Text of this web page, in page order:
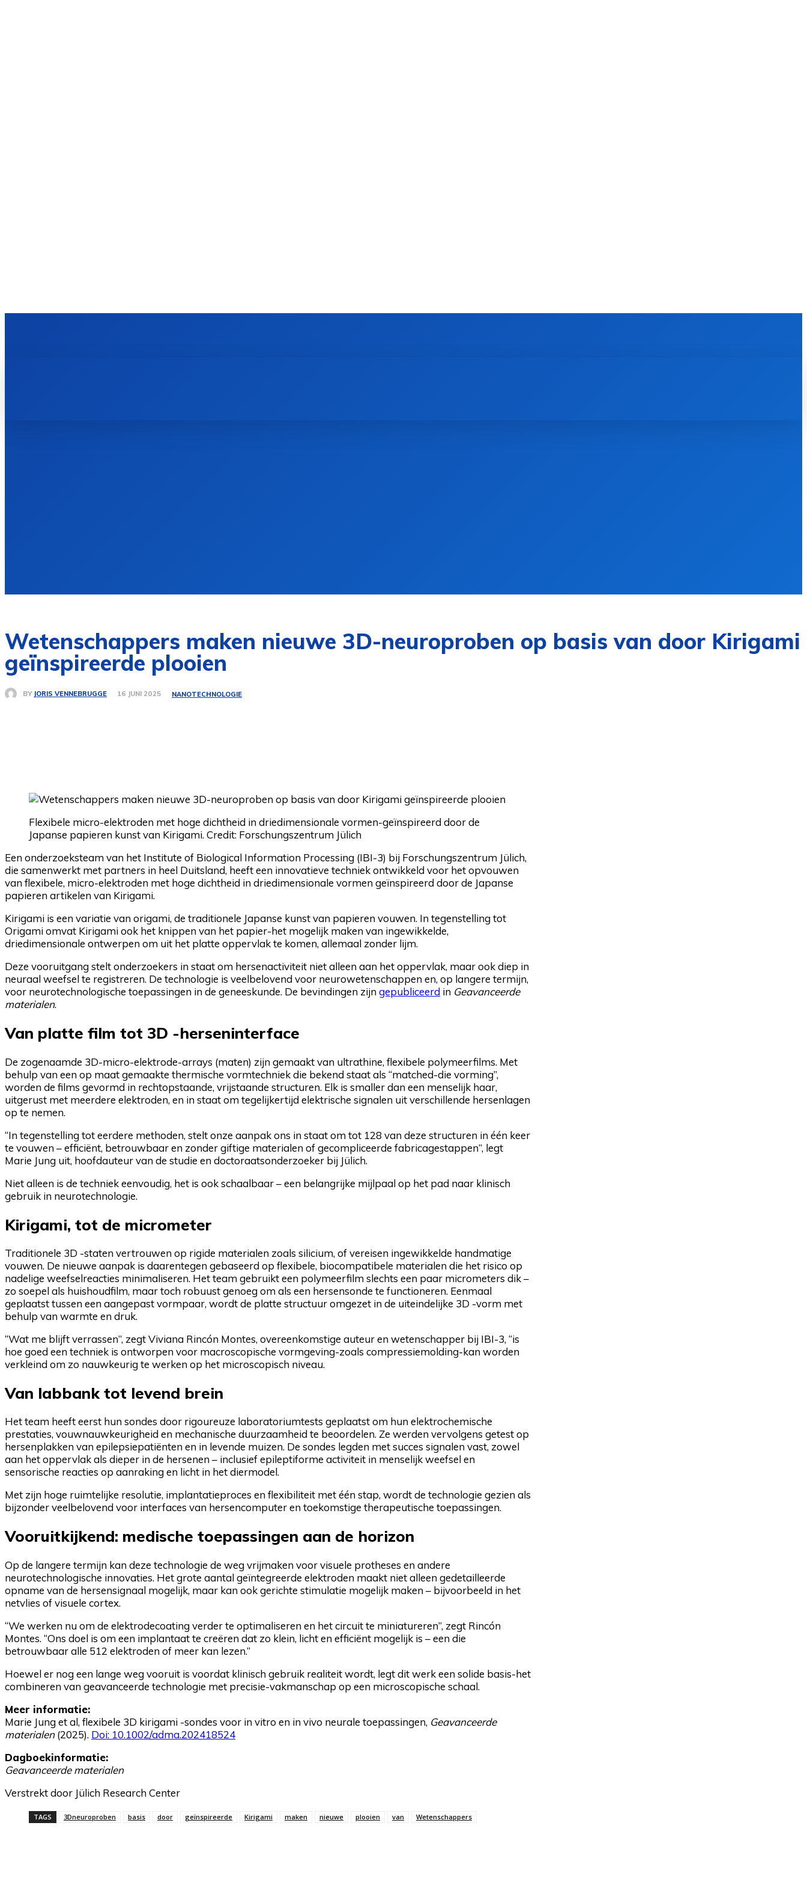
Wetenschappers maken nieuwe 3D-neuroproben op basis van door Kirigami
geïnspireerde plooien
BY JORIS VENNEBRUGGE 16 JUNI 2025 NANOTECHNOLOGIE
Flexibele micro-elektroden met hoge dichtheid in driedimensionale vormen-geïnspireerd door de
Japanse papieren kunst van Kirigami. Credit: Forschungszentrum Jülich
Een onderzoeksteam van het Institute of Biological Information Processing (IBI-3) bij Forschungszentrum Jülich,
die samenwerkt met partners in heel Duitsland, heeft een innovatieve techniek ontwikkeld voor het opvouwen
van flexibele, micro-elektroden met hoge dichtheid in driedimensionale vormen geïnspireerd door de Japanse
papieren artikelen van Kirigami.
Kirigami is een variatie van origami, de traditionele Japanse kunst van papieren vouwen. In tegenstelling tot
Origami omvat Kirigami ook het knippen van het papier-het mogelijk maken van ingewikkelde,
driedimensionale ontwerpen om uit het platte oppervlak te komen, allemaal zonder lijm.
Deze vooruitgang stelt onderzoekers in staat om hersenactiviteit niet alleen aan het oppervlak, maar ook diep in
neuraal weefsel te registreren. De technologie is veelbelovend voor neurowetenschappen en, op langere termijn,
voor neurotechnologische toepassingen in de geneeskunde. De bevindingen zijngepubliceerd in Geavanceerde
materialen.
Van platte film tot 3D -herseninterface
De zogenaamde 3D-micro-elektrode-arrays (maten) zijn gemaakt van ultrathine, flexibele polymeerfilms. Met
behulp van een op maat gemaakte thermische vormtechniek die bekend staat als “matched-die vorming”,
worden de films gevormd in rechtopstaande, vrijstaande structuren. Elk is smaller dan een menselijk haar,
uitgerust met meerdere elektroden, en in staat om tegelijkertijd elektrische signalen uit verschillende hersenlagen
op te nemen.
“In tegenstelling tot eerdere methoden, stelt onze aanpak ons ​​in staat om tot 128 van deze structuren in één keer
te vouwen – efficiënt, betrouwbaar en zonder giftige materialen of gecompliceerde fabricagestappen”, legt
Marie Jung uit, hoofdauteur van de studie en doctoraatsonderzoeker bij Jülich.
Niet alleen is de techniek eenvoudig, het is ook schaalbaar – een belangrijke mijlpaal op het pad naar klinisch
gebruik in neurotechnologie.
Kirigami, tot de micrometer
Traditionele 3D -staten vertrouwen op rigide materialen zoals silicium, of vereisen ingewikkelde handmatige
vouwen. De nieuwe aanpak is daarentegen gebaseerd op flexibele, biocompatibele materialen die het risico op
nadelige weefselreacties minimaliseren. Het team gebruikt een polymeerfilm slechts een paar micrometers dik –
zo soepel als huishoudfilm, maar toch robuust genoeg om als een hersensonde te functioneren. Eenmaal
geplaatst tussen een aangepast vormpaar, wordt de platte structuur omgezet in de uiteindelijke 3D -vorm met
behulp van warmte en druk.
“Wat me blijft verrassen”, zegt Viviana Rincón Montes, overeenkomstige auteur en wetenschapper bij IBI-3, “is
hoe goed een techniek is ontworpen voor macroscopische vormgeving-zoals compressiemolding-kan worden
verkleind om zo nauwkeurig te werken op het microscopisch niveau.
Van labbank tot levend brein
Het team heeft eerst hun sondes door rigoureuze laboratoriumtests geplaatst om hun elektrochemische
prestaties, vouwnauwkeurigheid en mechanische duurzaamheid te beoordelen. Ze werden vervolgens getest op
hersenplakken van epilepsiepatiënten en in levende muizen. De sondes legden met succes signalen vast, zowel
aan het oppervlak als dieper in de hersenen – inclusief epileptiforme activiteit in menselijk weefsel en
sensorische reacties op aanraking en licht in het diermodel.
Met zijn hoge ruimtelijke resolutie, implantatieproces en flexibiliteit met één stap, wordt de technologie gezien als
bijzonder veelbelovend voor interfaces van hersencomputer en toekomstige therapeutische toepassingen.
Vooruitkijkend: medische toepassingen aan de horizon
Op de langere termijn kan deze technologie de weg vrijmaken voor visuele protheses en andere
neurotechnologische innovaties. Het grote aantal geïntegreerde elektroden maakt niet alleen gedetailleerde
opname van de hersensignaal mogelijk, maar kan ook gerichte stimulatie mogelijk maken – bijvoorbeeld in het
netvlies of visuele cortex.
“We werken nu om de elektrodecoating verder te optimaliseren en het circuit te miniatureren”, zegt Rincón
Montes. “Ons doel is om een ​​implantaat te creëren dat zo klein, licht en efficiënt mogelijk is – een die
betrouwbaar alle 512 elektroden of meer kan lezen.”
Hoewel er nog een lange weg vooruit is voordat klinisch gebruik realiteit wordt, legt dit werk een solide basis-het
combineren van geavanceerde technologie met precisie-vakmanschap op een microscopische schaal.
Meer informatie:
Marie Jung et al, flexibele 3D kirigami -sondes voor in vitro en in vivo neurale toepassingen, Geavanceerde
materialen(2025). Doi: 10.1002/adma.202418524
Dagboekinformatie:
Geavanceerde materialen
Verstrekt door Jülich Research Center
TAGS 3Dneuroproben basis door geïnspireerde Kirigami maken nieuwe plooien van Wetenschappers